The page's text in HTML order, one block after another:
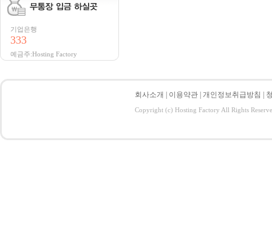
기업은행
333
예금주:Hosting Factory
회사소개 이용약관 개인정보취급방침
Copyright (c) Hosting Factory All Rights